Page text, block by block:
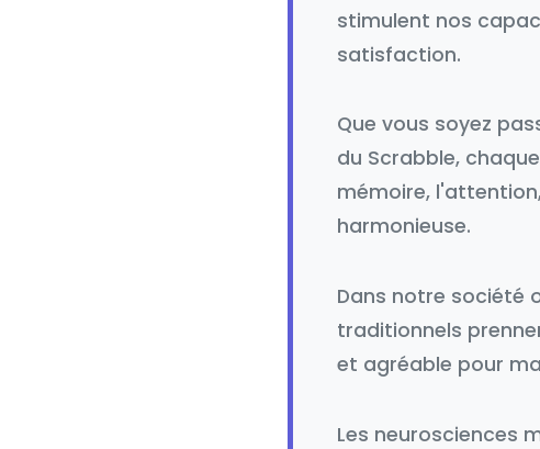
stimulent nos
satisfaction.
Que vous soyez
du Scrabble,
mémoire,
harmonieuse.
Dans notre société
traditionnels
et agréable pour
Les neurosciences